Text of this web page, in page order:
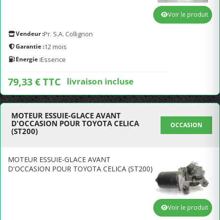
Vendeur :Pr. S.A. Collignon
Garantie :12 mois
Energie :Essence
79,33 € TTC livraison incluse
Voir le produit
MOTEUR ESSUIE-GLACE AVANT
D'OCCASION POUR TOYOTA CELICA
(ST200)
OCCASION
MOTEUR ESSUIE-GLACE AVANT
D'OCCASION POUR TOYOTA CELICA (ST200)
Voir le produit